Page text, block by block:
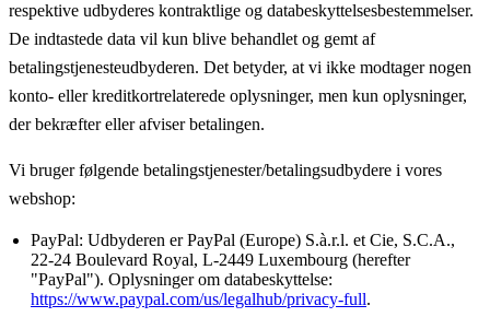
respektive udbyderes kontraktlige og databeskyttelsesbestemmelser.
De indtastede data vil kun blive behandlet og gemt af
betalingstjenesteudbyderen. Det betyder, at vi ikke modtager nogen
konto- eller kreditkortrelaterede oplysninger, men kun oplysninger,
der bekræfter eller afviser betalingen.
Vi bruger følgende betalingstjenester/betalingsudbydere i vores
webshop:
PayPal: Udbyderen er PayPal (Europe) S.à.r.l. et Cie, S.C.A.,
22-24 Boulevard Royal, L-2449 Luxembourg (herefter
"PayPal"). Oplysninger om databeskyttelse:
https://www.paypal.com/us/legalhub/privacy-full.